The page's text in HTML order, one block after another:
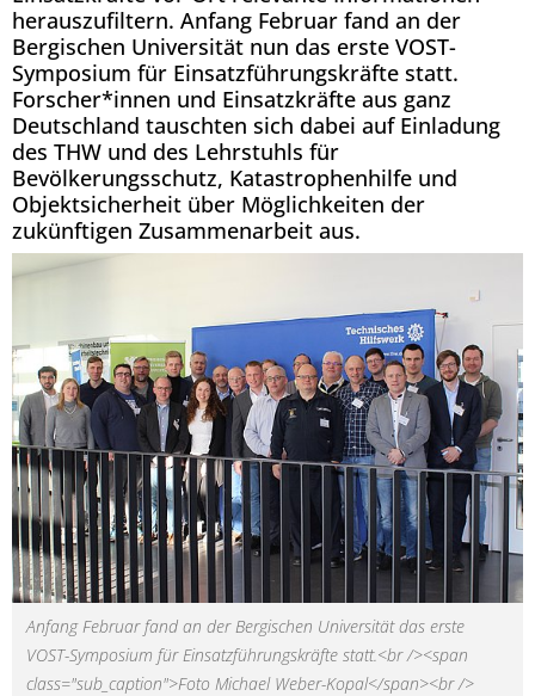
herauszufiltern. Anfang Februar fand an der
Bergischen Universität nun das erste VOST-
Symposium für Einsatzführungskräfte statt.
Forscher*innen und Einsatzkräfte aus ganz
Deutschland tauschten sich dabei auf Einladung
des THW und des Lehrstuhls für
Bevölkerungsschutz, Katastrophenhilfe und
Objektsicherheit über Möglichkeiten der
zukünftigen Zusammenarbeit aus.
Anfang Februar fand an der Bergischen Universität das erste
VOST-Symposium für Einsatzführungskräfte statt.<br /><span
class="sub_caption">Foto Michael Weber-Kopal</span><br />